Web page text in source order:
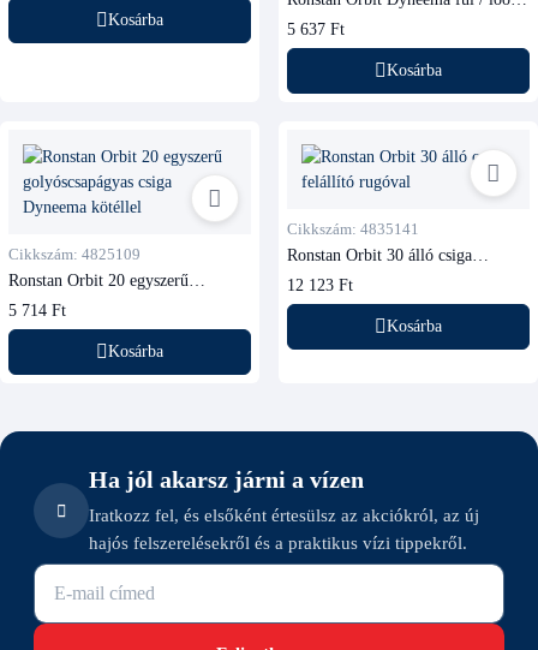
Kosárba
55 egytárcsás és hegedű) – 48 9009
5 637 Ft
Kosárba
Cikkszám: 4825109
Ronstan Orbit 20 egyszerű
kötéllel
5 714 Ft
Kosárba
Cikkszám: 4835141
Ronstan Orbit 30 álló csiga
12 123 Ft
Kosárba
Ha jól akarsz járni a vízen
Iratkozz fel, és elsőként értesülsz az akciókról, az új
hajós felszerelésekről és a praktikus vízi tippekről.
E-mail cím